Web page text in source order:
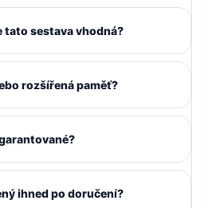
tato sestava vhodná?
rozšířená paměť?
ihned po doručení?